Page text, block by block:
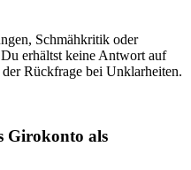
Schmähkritik oder
erhältst keine Antwort auf
Rückfrage bei Unklarheiten.
Girokonto als